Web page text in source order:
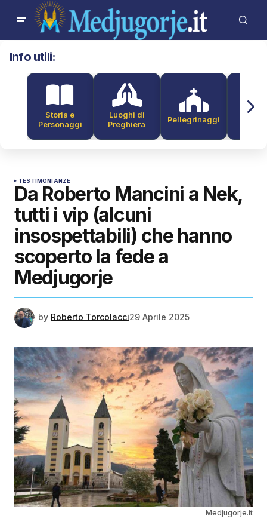
Info utili:
Storia e
Personaggi
Luoghi di
Preghiera
Pellegrinaggi
TESTIMONIANZE
Da Roberto Mancini a Nek,
tutti i vip (alcuni
insospettabili) che hanno
scoperto la fede a
Medjugorje
by Roberto Torcolacci29 Aprile 2025
Medjugorje.it